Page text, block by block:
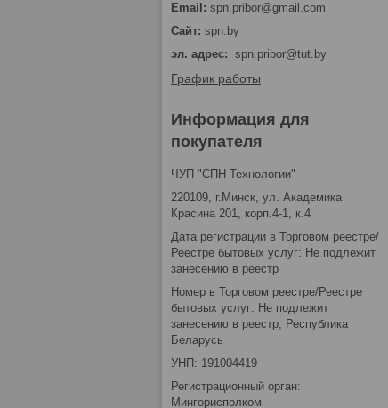
spn.pribor@gmail.com
spn.by
эл. адрес
spn.pribor@tut.by
График работы
Информация для
покупателя
ЧУП "СПН Технологии"
220109, г.Минск, ул. Академика
Красина 201, корп.4-1, к.4
Дата регистрации в Торговом реестре/
Реестре бытовых услуг: Не подлежит
занесению в реестр
Номер в Торговом реестре/Реестре
бытовых услуг: Не подлежит
занесению в реестр, Республика
Беларусь
УНП: 191004419
Регистрационный орган:
Мингорисполком